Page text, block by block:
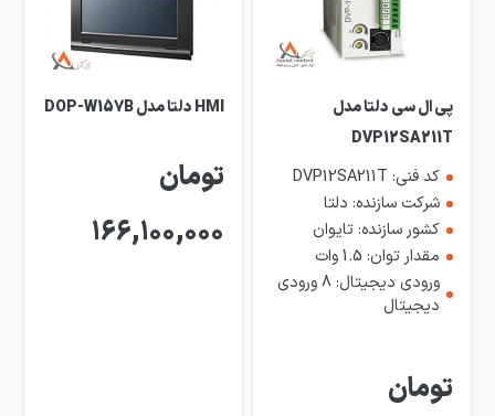
پی ال سی دلتا مدل
DVP12SA211T
کد فنی: DVP12SA211T
شرکت سازنده: دلتا
کشور سازنده: تایوان
مقدار توان: 1.5 وات
ورودی دیجیتال: 8 ورودی
دیجیتال
تومان
HMI دلتا مدل DOP-W157B
تومان
166,100,000